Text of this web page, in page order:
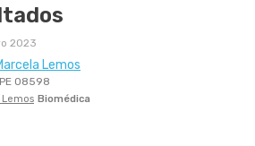
2023
Lemos
08598
Biomédica